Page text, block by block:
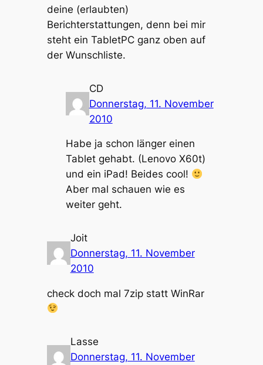
deine (erlaubten)
Berichterstattungen, denn bei mir
steht ein TabletPC ganz oben auf
der Wunschliste.
CD
Donnerstag, 11. November
2010
Habe ja schon länger einen
Tablet gehabt. (Lenovo X60t)
und ein iPad! Beides cool!
Aber mal schauen wie es
weiter geht.
Joit
Donnerstag, 11. November
2010
check doch mal 7zip statt WinRar
Lasse
Donnerstag, 11. November